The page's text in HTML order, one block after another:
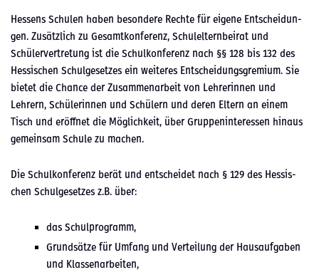
Hes­sens Schulen haben beson­dere Rechte für eigene Entschei­dun­
gen. Zusät­zlich zu Gesamtkon­ferenz, Schulel­tern­beirat und
Schülervertre­tung ist die Schulkon­ferenz nach §§ 128 bis 132 des
Hes­sis­chen Schulge­set­zes ein weit­eres Entschei­dungs­gremi­um. Sie
bietet die Chance der Zusam­me­nar­beit von Lehrerin­nen und
Lehrern, Schü­lerin­nen und Schülern und deren Eltern an einem
Tisch und eröffnet die Möglichkeit, über Grup­pen­in­ter­essen hin­aus
gemein­sam Schule zu machen.
Die Schulkon­ferenz berät und entschei­det nach § 129 des Hes­sis­
chen Schulge­set­zes z.B. über:
das Schul­pro­gramm,
Grund­sätze für Umfang und Verteilung der Hausauf­gaben
und Klasse­nar­beit­en,